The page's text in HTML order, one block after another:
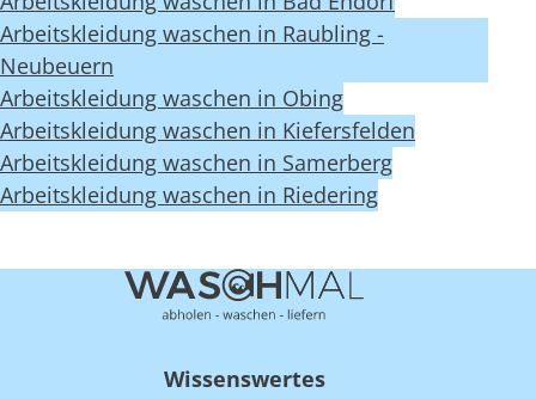
Arbeitskleidung waschen in Raubling -
Neubeuern
Arbeitskleidung waschen in Obing
Arbeitskleidung waschen in Kiefersfelden
Arbeitskleidung waschen in Samerberg
Arbeitskleidung waschen in Riedering
Wissenswertes